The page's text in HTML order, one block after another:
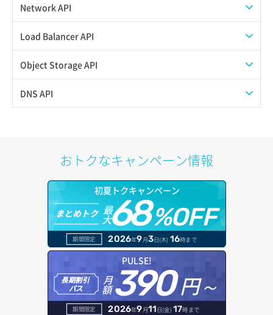
Network API
QoSポリシー一覧取得
QoSポリシー詳細取得
サブネット一覧取得
サブネット詳細取得
セキュリティグループ ルール一覧取得
セキュリティグループ ルール作成
セキュリティグループ ルール削除
セキュリティグループ ルール詳細取得
セキュリティグループ一覧取得
Load Balancer API
プール一覧取得
プール作成
ヘルスモニタ一覧取得
ヘルスモニタ作成
ヘルスモニタ削除
ヘルスモニタ更新
ヘルスモニタ詳細取得
Object Storage API
Web公開
オブジェクトダウンロード
オブジェクトバージョン管理
オブジェクト一覧取得
オブジェクト削除
オブジェクト削除予約
DNS API
ドメイン情報登録
ドメイン詳細取得
レコード一覧取得
レコード作成
おトクなキャンペーン情報
初夏トクキャンペーン
まとめトク 最
大68%OFF
期間限定 2026年9月3日(木) 16時まで
PULSE!
長期割引
パス
月
額390円～
期間限定 2026年9月11日(金) 17時まで